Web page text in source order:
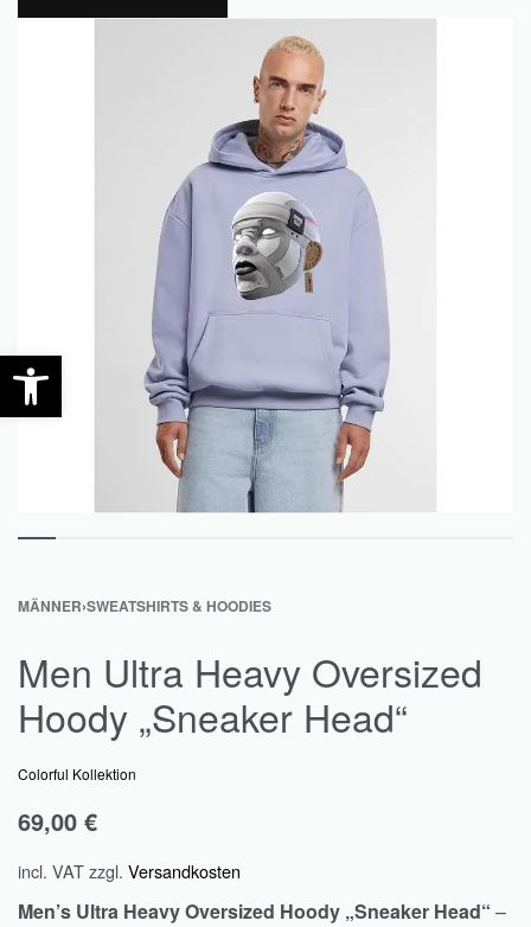
MÄNNER›SWEATSHIRTS & HOODIES
Men Ultra Heavy Oversized
Hoody „Sneaker Head“
Colorful Kollektion
69,00 €
incl. VATzzgl. Versandkosten
Men’s Ultra Heavy Oversized Hoody „Sneaker Head“ –
Open toolbar